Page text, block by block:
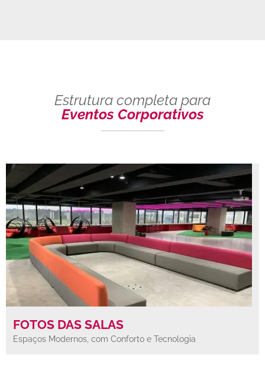
Estrutura completa para
Eventos Corporativos
FOTOS DAS SALAS
Espaços Modernos, com Conforto e Tecnologia